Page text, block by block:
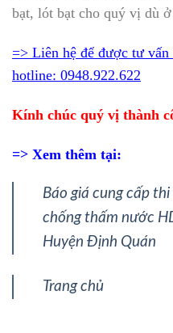
bạt, lót bạt cho quý vị dù
=> Liên hệ để được tư vấn
hotline: 0948.922.622
Kính chúc quý vị thành
=> Xem thêm tại:
Báo giá cung cấp
chống thấm nước
Huyện Định Quán
Trang chủ